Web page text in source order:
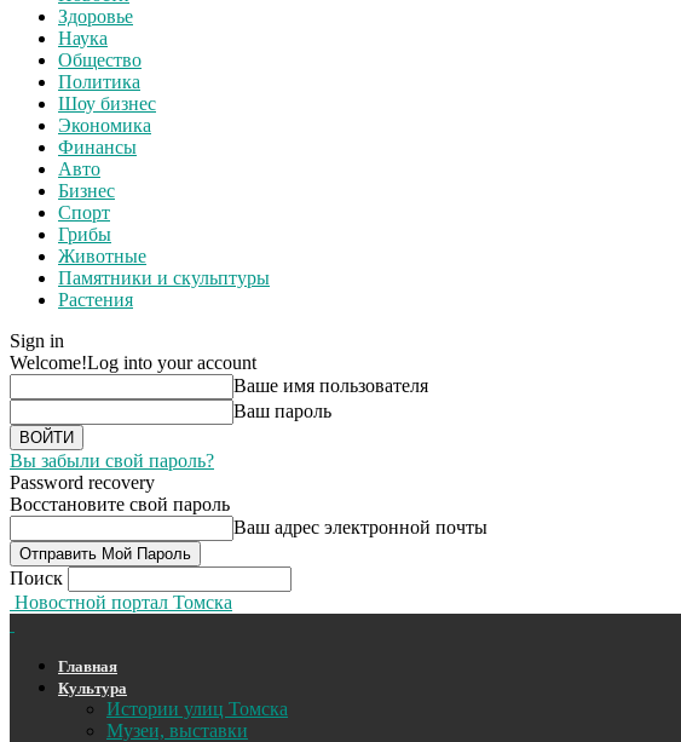
Здоровье
Наука
Общество
Политика
Шоу бизнес
Экономика
Финансы
Авто
Бизнес
Спорт
Грибы
Животные
Памятники и скульптуры
Растения
Sign in
Welcome!Log into your account
Ваше имя пользователя
Ваш пароль
Вы забыли свой пароль?
Password recovery
Восстановите свой пароль
Ваш адрес электронной почты
Поиск
Новостной портал Томска
Главная
Культура
Истории улиц Томска
Музеи, выставки